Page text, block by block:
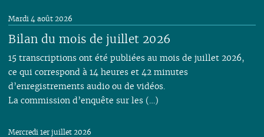
Bilan du mois de juillet 2026
Mardi 4 août 2026
15 transcriptions ont été publiées au mois de juillet 2026,
ce qui correspond à 14 heures et 42 minutes
d’enregistrements audio ou de vidéos.
La commission d’enquête sur les (…)
Mercredi 1er juillet 2026